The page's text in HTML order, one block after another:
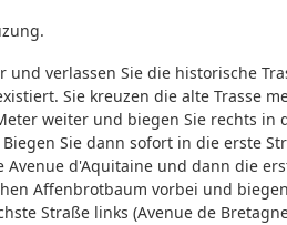
und verlassen Sie die historische
Sie kreuzen die alte Trasse
weiter und biegen Sie rechts
Sie dann sofort in die erste
Avenue d'Aquitaine und dann die
Affenbrotbaum vorbei und
Straße links (Avenue de